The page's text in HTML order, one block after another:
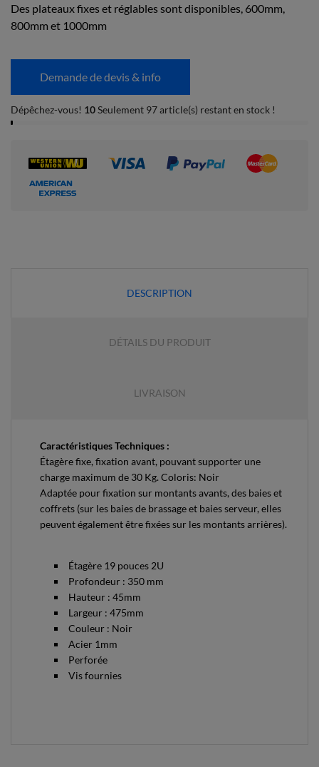
Des plateaux fixes et réglables sont disponibles, 600mm,
800mm et 1000mm
Demande de devis & info
Dépêchez-vous! 10Seulement 97 article(s) restant en stock !
DESCRIPTION
DÉTAILS DU PRODUIT
LIVRAISON
Caractéristiques Techniques :
Étagère fixe, fixation avant, pouvant supporter une
charge maximum de 30 Kg. Coloris: Noir
Adaptée pour fixation sur montants avants, des baies et
coffrets (sur les baies de brassage et baies serveur, elles
peuvent également être fixées sur les montants arrières).
Étagère 19 pouces 2U
Profondeur : 350 mm
Hauteur : 45mm
Largeur : 475mm
Couleur : Noir
Acier 1mm
Perforée
Vis fournies